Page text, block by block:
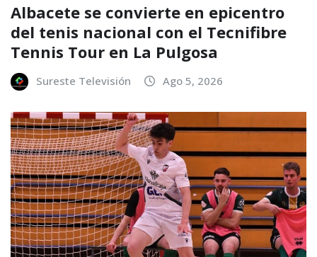
Albacete se convierte en epicentro
del tenis nacional con el Tecnifibre
Tennis Tour en La Pulgosa
Sureste Televisión Ago 5, 2026